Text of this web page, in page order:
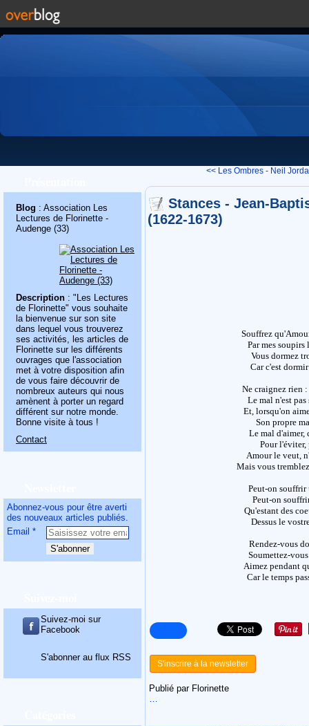
Blog : Association Les
Lectures de Florinette -
Audenge (33)
Description : "Les Lectures
de Florinette" vous souhaite
la bienvenue sur son site
dans lequel vous trouverez
ses activités, les articles de
Florinette sur les différents
ouvrages que l'association
met à votre disposition afin
de vous faire découvrir de
nombreux auteurs qui nous
amènent à porter un regard
différent sur notre monde.
Bonne visite à tous !
Contact
Abonnez-vous pour être averti
des nouveaux articles publiés.
Email
Suivez-moi sur
Facebook
S'abonner au flux RSS
<< Les Ombres - Neil
Stances - Jean-
(1622-1673)
Souffrez
Par mes soupirs
Vous dormez
Car c'est
Ne craignez rien
Le mal n'est
Et, lorsqu'on
Son propre
Le mal d'aimer,
Pour l'éviter,
Amour le veut,
Mais vous
Peut-on souffrir
Peut-on
Qu'estant des
Dessus le
Rendez-vous
Soumettez-
Aimez pendant
Car le temps
S'inscrire à la newsletter
Publié par Florinette
…